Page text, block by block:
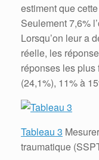
estiment que
Seulement 7,6%
Lorsqu’on leur a
réelle, les
réponses les plus
(24,1%), 11% à
Tableau 3
traumatique